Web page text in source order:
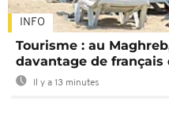
INFO
Tourisme : au
davantage de français
Il y a 13 minutes